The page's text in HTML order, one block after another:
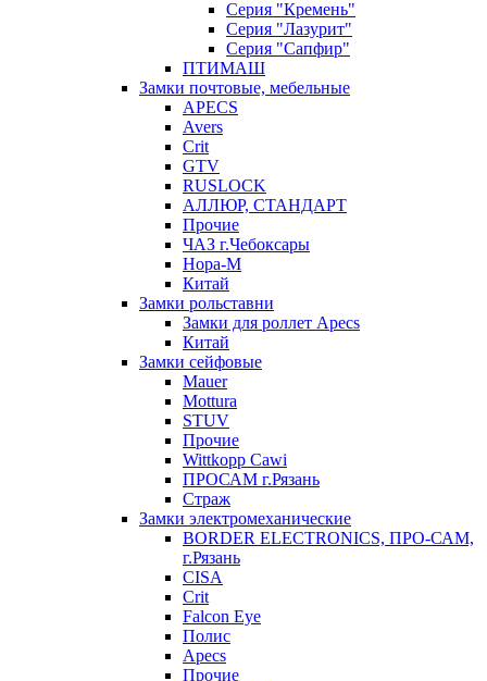
Серия "Кремень"
Серия "Лазурит"
Серия "Сапфир"
ПТИМАШ
Замки почтовые, мебельные
APECS
Avers
Crit
GTV
RUSLOCK
АЛЛЮР, СТАНДАРТ
Прочие
ЧАЗ г.Чебоксары
Нора-М
Китай
Замки рольставни
Замки для роллет Apecs
Китай
Замки сейфовые
Mauer
Mottura
STUV
Прочие
Wittkopp Cawi
ПРОСАМ г.Рязань
Страж
Замки электромеханические
BORDER ELECTRONICS, ПРО-САМ,
г.Рязань
CISA
Crit
Falcon Eye
Полис
Apecs
Прочие